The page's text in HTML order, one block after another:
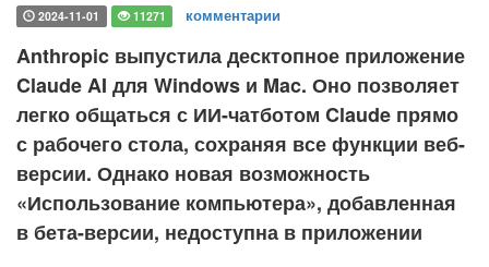
2024-11-01 11271 комментарии
Anthropic выпустила десктопное приложение
Claude AI для Windows и Mac. Оно позволяет
легко общаться с ИИ-чатботом Claude прямо
с рабочего стола, сохраняя все функции веб-
версии. Однако новая возможность
«Использование компьютера», добавленная
в бета-версии, недоступна в приложении